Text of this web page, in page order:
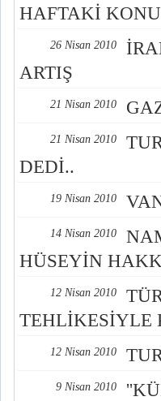
HAFTAKİ
26 Nisan 2010
ARTIŞ
21 Nisan 2010
21 Nisan 2010
DEDİ..
19 Nisan 2010
14 Nisan 2010
HÜSEYİN
12 Nisan 2010
TEHLİKESİYLE
12 Nisan 2010
9 Nisan 2010